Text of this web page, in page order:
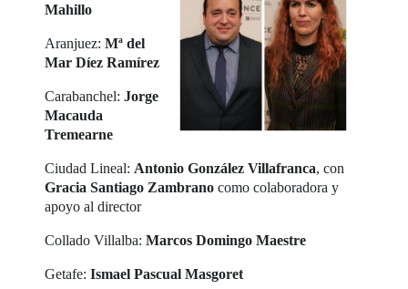
Mahillo
Aranjuez:Mª del
Mar Díez Ramírez
Carabanchel:Jorge
Macauda
Tremearne
Ciudad Lineal: Antonio González Villafranca, con
Gracia Santiago Zambrano como colaboradora y
apoyo al director
Collado Villalba:Marcos Domingo Maestre
Getafe:Ismael Pascual Masgoret